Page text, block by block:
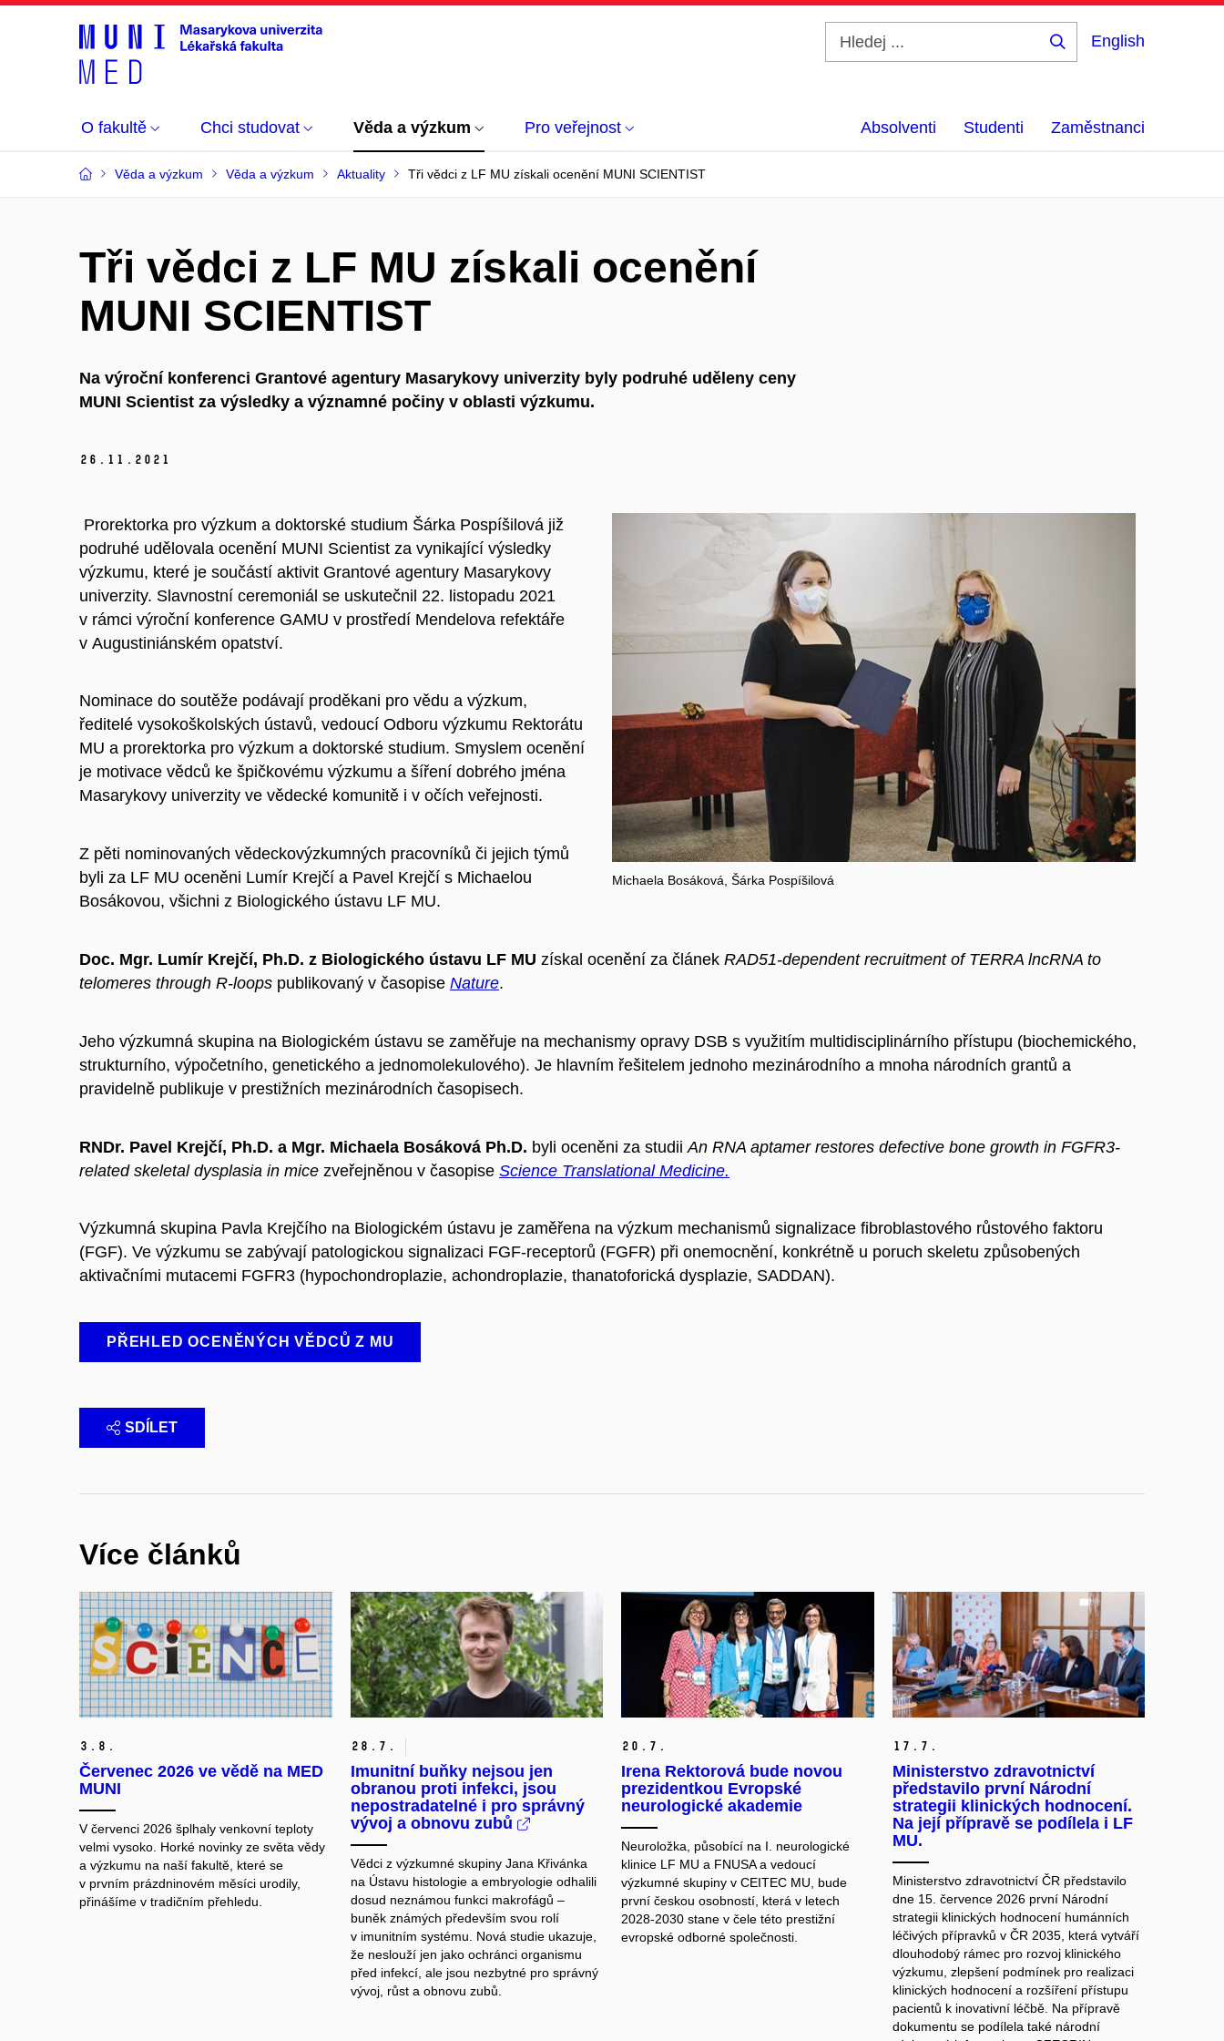
English
O fakultě Chci studovat Věda a výzkum Pro veřejnost Absolventi Studenti Zaměstnanci
Věda a výzkum Věda a výzkum Aktuality Tři vědci z LF MU získali ocenění MUNI SCIENTIST
Tři vědci z LF MU získali ocenění
MUNI SCIENTIST
Na výroční konferenci Grantové agentury Masarykovy univerzity byly podruhé uděleny ceny
MUNI Scientist za výsledky a významné počiny v oblasti výzkumu.
26. 11. 2021
Michaela Bosáková, Šárka Pospíšilová
Prorektorka pro výzkum a doktorské studium Šárka Pospíšilová již
podruhé udělovala ocenění MUNI Scientist za vynikající výsledky
výzkumu, které je součástí aktivit Grantové agentury Masarykovy
univerzity. Slavnostní ceremoniál se uskutečnil 22. listopadu 2021
v rámci výroční konference GAMU v prostředí Mendelova refektáře
v Augustiniánském opatství.
Nominace do soutěže podávají proděkani pro vědu a výzkum,
ředitelé vysokoškolských ústavů, vedoucí Odboru výzkumu Rektorátu
MU a prorektorka pro výzkum a doktorské studium. Smyslem ocenění
je motivace vědců ke špičkovému výzkumu a šíření dobrého jména
Masarykovy univerzity ve vědecké komunitě i v očích veřejnosti.
Z pěti nominovaných vědeckovýzkumných pracovníků či jejich týmů
byli za LF MU oceněni Lumír Krejčí a Pavel Krejčí s Michaelou
Bosákovou, všichni z Biologického ústavu LF MU.
Doc. Mgr. Lumír Krejčí, Ph.D. z Biologického ústavu LF MU získal ocenění za článek RAD51-dependent recruitment of TERRA lncRNA to
telomeres through R-loops publikovaný v časopise Nature.
Jeho výzkumná skupina na Biologickém ústavu se zaměřuje na mechanismy opravy DSB s využitím multidisciplinárního přístupu (biochemického,
strukturního, výpočetního, genetického a jednomolekulového). Je hlavním řešitelem jednoho mezinárodního a mnoha národních grantů a
pravidelně publikuje v prestižních mezinárodních časopisech.
RNDr. Pavel Krejčí, Ph.D. a Mgr. Michaela Bosáková Ph.D. byli oceněni za studii An RNA aptamer restores defective bone growth in FGFR3-
related skeletal dysplasia in mice zveřejněnou v časopise Science Translational Medicine.
Výzkumná skupina Pavla Krejčího na Biologickém ústavu je zaměřena na výzkum mechanismů signalizace fibroblastového růstového faktoru
(FGF). Ve výzkumu se zabývají patologickou signalizaci FGF-receptorů (FGFR) při onemocnění, konkrétně u poruch skeletu způsobených
aktivačními mutacemi FGFR3 (hypochondroplazie, achondroplazie, thanatoforická dysplazie, SADDAN).
PŘEHLED OCENĚNÝCH VĚDCŮ Z MU
SDÍLET
Více článků
3. 8.
Červenec 2026 ve vědě na MED
MUNI
V červenci 2026 šplhaly venkovní teploty
velmi vysoko. Horké novinky ze světa vědy
a výzkumu na naší fakultě, které se
v prvním prázdninovém měsíci urodily,
přinášíme v tradičním přehledu.
28. 7.
Imunitní buňky nejsou jen
obranou proti infekci, jsou
nepostradatelné i pro správný
vývoj a obnovu zubů
Vědci z výzkumné skupiny Jana Křivánka
na Ústavu histologie a embryologie odhalili
dosud neznámou funkci makrofágů –
buněk známých především svou rolí
v imunitním systému. Nová studie ukazuje,
že neslouží jen jako ochránci organismu
před infekcí, ale jsou nezbytné pro správný
vývoj, růst a obnovu zubů.
20. 7.
Irena Rektorová bude novou
prezidentkou Evropské
neurologické akademie
Neuroložka, působící na I. neurologické
klinice LF MU a FNUSA a vedoucí
výzkumné skupiny v CEITEC MU, bude
první českou osobností, která v letech
2028-2030 stane v čele této prestižní
evropské odborné společnosti.
17. 7.
Ministerstvo zdravotnictví
představilo první Národní
strategii klinických hodnocení.
Na její přípravě se podílela i LF
MU.
Ministerstvo zdravotnictví ČR představilo
dne 15. července 2026 první Národní
strategii klinických hodnocení humánních
léčivých přípravků v ČR 2035, která vytváří
dlouhodobý rámec pro rozvoj klinického
výzkumu, zlepšení podmínek pro realizaci
klinických hodnocení a rozšíření přístupu
pacientů k inovativní léčbě. Na přípravě
dokumentu se podílela také národní